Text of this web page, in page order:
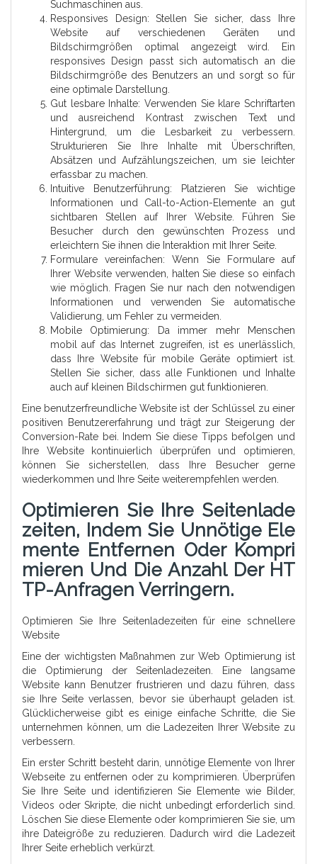
Suchmaschinen aus.
Responsives Design: Stellen Sie sicher, dass Ihre
Website auf verschiedenen Geräten und
Bildschirmgrößen optimal angezeigt wird. Ein
responsives Design passt sich automatisch an die
Bildschirmgröße des Benutzers an und sorgt so für
eine optimale Darstellung.
Gut lesbare Inhalte: Verwenden Sie klare Schriftarten
und ausreichend Kontrast zwischen Text und
Hintergrund, um die Lesbarkeit zu verbessern.
Strukturieren Sie Ihre Inhalte mit Überschriften,
Absätzen und Aufzählungszeichen, um sie leichter
erfassbar zu machen.
Intuitive Benutzerführung: Platzieren Sie wichtige
Informationen und Call-to-Action-Elemente an gut
sichtbaren Stellen auf Ihrer Website. Führen Sie
Besucher durch den gewünschten Prozess und
erleichtern Sie ihnen die Interaktion mit Ihrer Seite.
Formulare vereinfachen: Wenn Sie Formulare auf
Ihrer Website verwenden, halten Sie diese so einfach
wie möglich. Fragen Sie nur nach den notwendigen
Informationen und verwenden Sie automatische
Validierung, um Fehler zu vermeiden.
Mobile Optimierung: Da immer mehr Menschen
mobil auf das Internet zugreifen, ist es unerlässlich,
dass Ihre Website für mobile Geräte optimiert ist.
Stellen Sie sicher, dass alle Funktionen und Inhalte
auch auf kleinen Bildschirmen gut funktionieren.
Eine benutzerfreundliche Website ist der Schlüssel zu einer
positiven Benutzererfahrung und trägt zur Steigerung der
Conversion-Rate bei. Indem Sie diese Tipps befolgen und
Ihre Website kontinuierlich überprüfen und optimieren,
können Sie sicherstellen, dass Ihre Besucher gerne
wiederkommen und Ihre Seite weiterempfehlen werden.
Optimieren Sie Ihre Seitenlade
Zeiten, Indem Sie Unnötige Ele
Mente Entfernen Oder Kompri
Mieren Und Die Anzahl Der HT
TP-Anfragen Verringern.
Optimieren Sie Ihre Seitenladezeiten für eine schnellere
Website
Eine der wichtigsten Maßnahmen zur Web Optimierung ist
die Optimierung der Seitenladezeiten. Eine langsame
Website kann Benutzer frustrieren und dazu führen, dass
sie Ihre Seite verlassen, bevor sie überhaupt geladen ist.
Glücklicherweise gibt es einige einfache Schritte, die Sie
unternehmen können, um die Ladezeiten Ihrer Website zu
verbessern.
Ein erster Schritt besteht darin, unnötige Elemente von Ihrer
Webseite zu entfernen oder zu komprimieren. Überprüfen
Sie Ihre Seite und identifizieren Sie Elemente wie Bilder,
Videos oder Skripte, die nicht unbedingt erforderlich sind.
Löschen Sie diese Elemente oder komprimieren Sie sie, um
ihre Dateigröße zu reduzieren. Dadurch wird die Ladezeit
Ihrer Seite erheblich verkürzt.